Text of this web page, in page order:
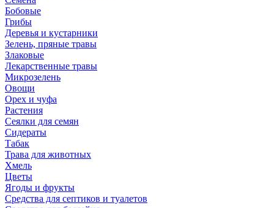
Бобовые
Грибы
Деревья и кустарники
Зелень, пряные травы
Злаковые
Лекарственные травы
Микрозелень
Овощи
Орех и чуфа
Растения
Сеялки для семян
Сидераты
Табак
Трава для животных
Хмель
Цветы
Ягоды и фрукты
Средства для септиков и туалетов